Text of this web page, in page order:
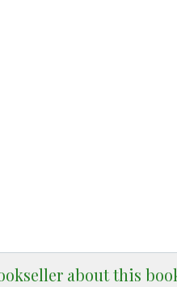
about this